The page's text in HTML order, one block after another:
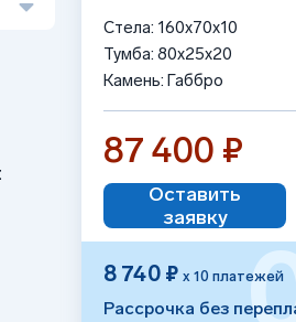
Стела: 160x70x10
Тумба: 80x25x20
Камень: Габбро
87 400 ₽
Оставить
заявку
8 740 ₽ х 10 платежей
Рассрочка без